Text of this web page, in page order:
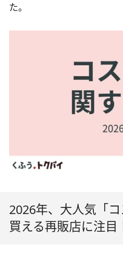
た。
2026年、大人気「
買える再販店に注目